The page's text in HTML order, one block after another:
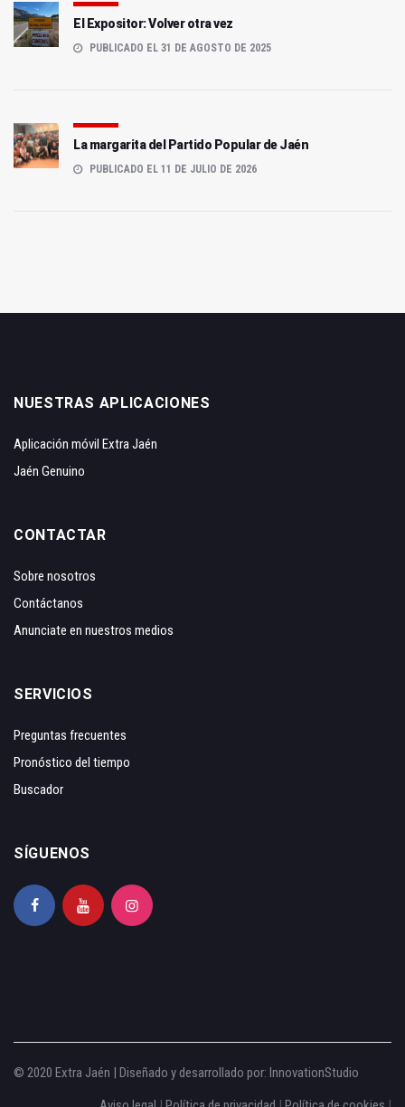
El Expositor: Volver otra vez
PUBLICADO EL 31 DE AGOSTO DE 2025
La margarita del Partido Popular de Jaén
PUBLICADO EL 11 DE JULIO DE 2026
NUESTRAS APLICACIONES
Aplicación móvil Extra Jaén
Jaén Genuino
CONTACTAR
Sobre nosotros
Contáctanos
Anunciate en nuestros medios
SERVICIOS
Preguntas frecuentes
Pronóstico del tiempo
Buscador
SÍGUENOS
© 2020 Extra Jaén | Diseñado y desarrollado por: InnovationStudio